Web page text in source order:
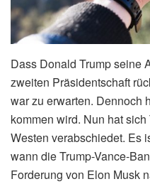
Dass Donald Trump seine
zweiten Präsidentschaft
war zu erwarten. Dennoch
kommen wird. Nun hat
Westen verabschiedet. Es
wann die Trump-Vance-
Forderung von Elon Musk